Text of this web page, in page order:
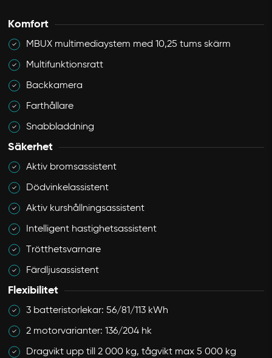
Komfort
MBUX multimediaystem med 10,25 tums skärm
Multifunktionsratt
Backkamera
Farthållare
Snabbladdning
Säkerhet
Aktiv bromsassistent
Dödvinkelassistent
Aktiv kurshållningsassistent
Intelligent hastighetsassistent
Trötthetsvarnare
Färdljusassistent
Flexibilitet
3 batteristorlekar: 56/81/113 kWh
2 motorvarianter: 136/204 hk
Dragvikt upp till 2 000 kg, tågvikt max 5 000 kg